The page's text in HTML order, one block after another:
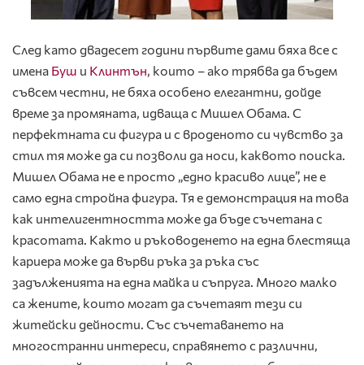
След като двадесет години първите дами бяха все с
имена Буш и Клинтън, които – ако трябва да бъдем
съвсем честни, не бяха особено елегантни, дойде
време за промяната, идваща с Мишел Обама. С
перфектната си фигура и с вроденото си чувство за
стил тя може да си позволи да носи, каквото поиска.
Мишел Обама не е просто „едно красиво лице”, не е
само една стройна фигура. Тя е демонстрация на това
как интелигентността може да бъде съчетана с
красотата. Както и ръководенето на една блестяща
кариера може да върви ръка за ръка със
задълженията на една майка и съпруга. Много малко
са жените, които могат да съчетаят тези си
житейски дейности. Със съчетаването на
многостранни интереси, справянето с различни,